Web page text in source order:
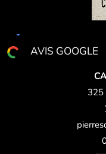
AVIS GOOGLE
325